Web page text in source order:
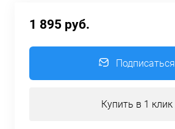
1 895 руб.
Подписаться
Купить в 1 клик